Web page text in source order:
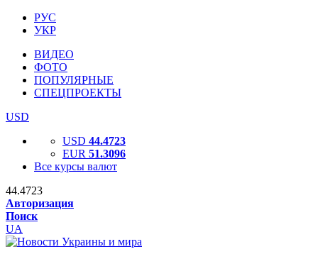
РУС
УКР
ВИДЕО
ФОТО
ПОПУЛЯРНЫЕ
СПЕЦПРОЕКТЫ
USD
USD 44.4723
EUR 51.3096
Все курсы валют
44.4723
Авторизация
Поиск
UA